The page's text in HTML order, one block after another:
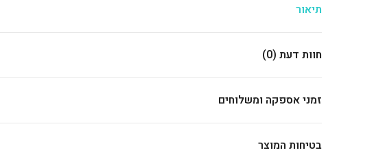
תיאור
חוות דעת (0)
זמני אספקה ומשלוחים
בטיחות המוצר